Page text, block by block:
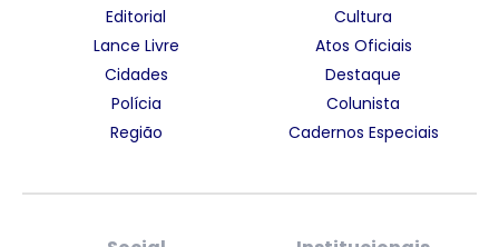
Editorial
Lance Livre
Cidades
Polícia
Região
Cultura
Atos Oficiais
Destaque
Colunista
Cadernos Especiais